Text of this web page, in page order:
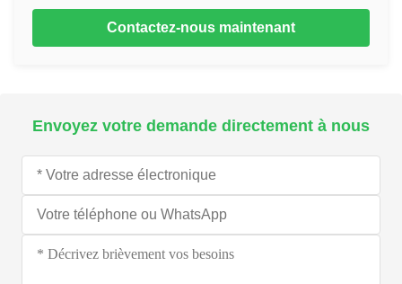
Contactez-nous maintenant
Envoyez votre demande directement à nous